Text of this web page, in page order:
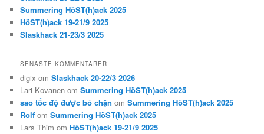
Summering HöST(h)ack 2025
HöST(h)ack 19-21/9 2025
Slaskhack 21-23/3 2025
SENASTE KOMMENTARER
digix omSlaskhack 20-22/3 2026
Lari Kovanen omSummering HöST(h)ack 2025
sao tốc độ được bỏ chặn omSummering HöST(h)ack 2025
Rolf omSummering HöST(h)ack 2025
Lars Thim omHöST(h)ack 19-21/9 2025